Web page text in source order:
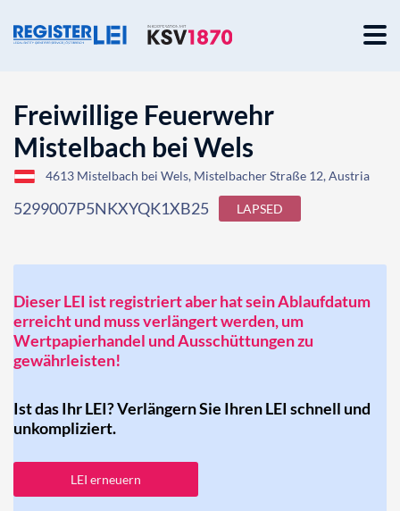
Freiwillige Feuerwehr
Mistelbach bei Wels
4613 Mistelbach bei Wels, Mistelbacher Straße 12, Austria
5299007P5NKXYQK1XB25 LAPSED
Dieser LEI ist registriert aber hat sein Ablaufdatum
erreicht und muss verlängert werden, um
Wertpapierhandel und Ausschüttungen zu
gewährleisten!
Ist das Ihr LEI? Verlängern Sie Ihren LEI schnell und
unkompliziert.
LEI erneuern